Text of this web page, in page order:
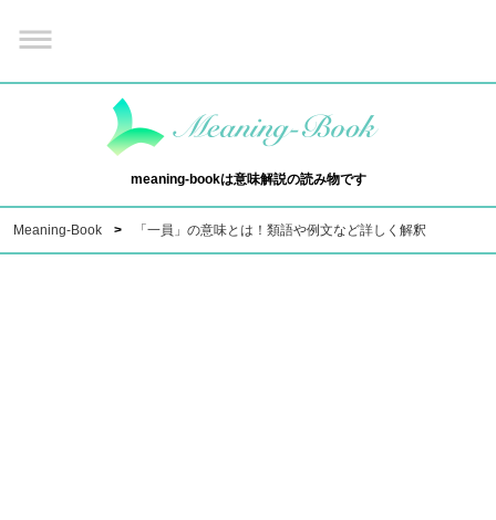
meaning-bookは意味解説の読み物です
Meaning-Book 「一員」の意味とは！類語や例文など詳しく解釈